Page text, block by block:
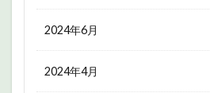
2024年6月
2024年4月